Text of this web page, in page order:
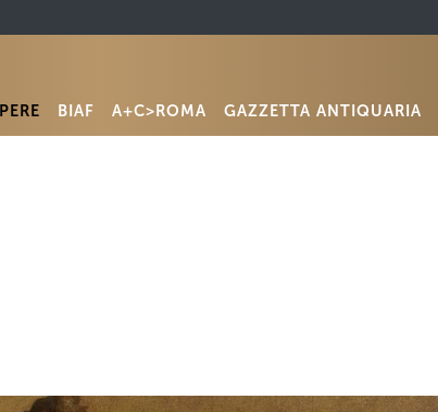
BIAF A+C>ROMA GAZZETTA ANTIQUARIA